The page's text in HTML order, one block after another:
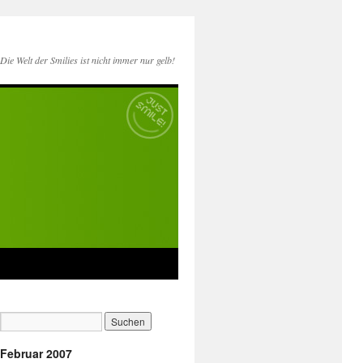
Die Welt der Smilies ist nicht immer nur gelb!
Februar 2007